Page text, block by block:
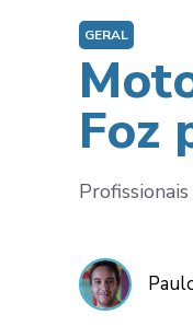
GERAL
Foz